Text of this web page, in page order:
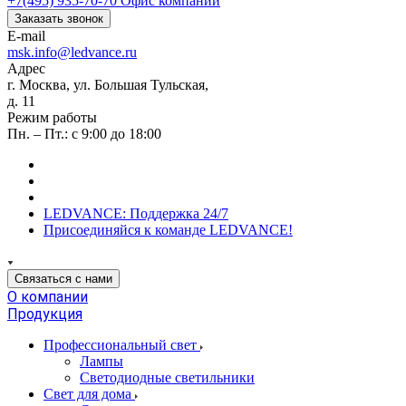
Заказать звонок
E-mail
msk.info@ledvance.ru
Адрес
г. Москва, ул. Большая Тульская,
д. 11
Режим работы
Пн. – Пт.: с 9:00 до 18:00
LEDVANCE: Поддержка 24/7
Присоединяйся к команде LEDVANCE!
Связаться с нами
О компании
Продукция
Профессиональный свет
Лампы
Светодиодные светильники
Свет для дома